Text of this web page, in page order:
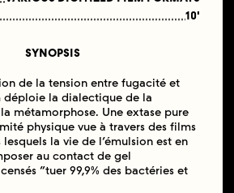
10'
SYNOPSIS
de la tension entre fugacité et
la dialectique de la
métamorphose. Une extase pure
physique vue à travers des films
la vie de l’émulsion est en
au contact de gel
“tuer 99,9% des bactéries et